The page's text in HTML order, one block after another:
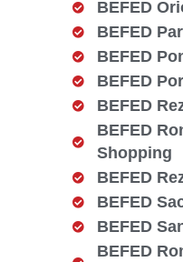
BEFED
BEFED
BEFED
BEFED
BEFED
BEFED
Shopping
BEFED
BEFED
BEFED
BEFED